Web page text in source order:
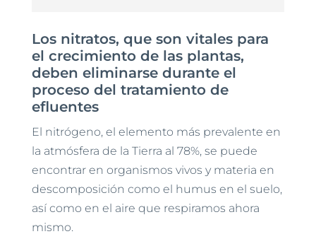
Los nitratos, que son vitales para
el crecimiento de las plantas,
deben eliminarse durante el
proceso del tratamiento de
efluentes
El nitrógeno, el elemento más prevalente en
la atmósfera de la Tierra al 78%, se puede
encontrar en organismos vivos y materia en
descomposición como el humus en el suelo,
así como en el aire que respiramos ahora
mismo.